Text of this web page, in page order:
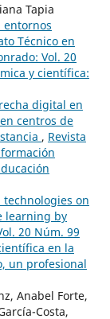
Tapia
entornos
Técnico en
Vol. 20
y científica:
digital en
centros de
, Revista
on
learning by
20 Núm. 99
en la
un profesional
Anabel Forte,
Costa,